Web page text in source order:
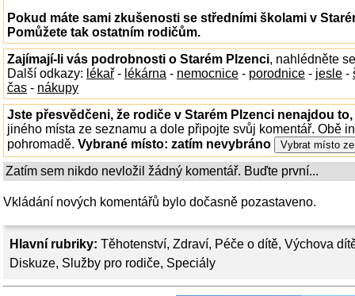
Hlavní rubriky: Těhotenství, Zdraví, Péče o dítě, Výchova
Diskuze, Služby pro rodiče, Speciály
Pokud máte sami zkušenosti se středními školami v
Pomůžete tak ostatním rodičům.
Zajímají-li vás podrobnosti o Starém Plzenci, nahlédněte
Další odkazy: lékař - lékárna - nemocnice - porodnice - jesle -
čas - nákupy
Jste přesvědčeni, že rodiče v Starém Plzenci nenajdou
jiného místa ze seznamu a dole připojte svůj komentář. Obě
pohromadě. Vybrané místo: zatím nevybráno
Zatím sem nikdo nevložil žádný komentář. Buďte první...
Vkládání nových komentářů bylo dočasně pozastaveno.